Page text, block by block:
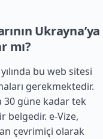
Ukrayna’ya
mı?
bu web sitesi
gerekmektedir.
30 güne kadar tek
belgedir. e-Vize,
çevrimiçi olarak